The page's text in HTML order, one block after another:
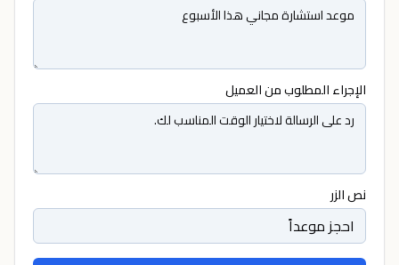
الإجراء المطلوب من العميل
نص الزر